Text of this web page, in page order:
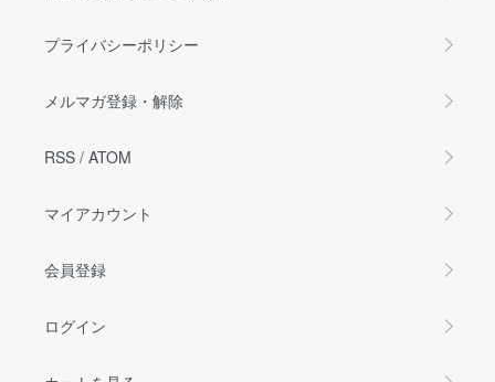
プライバシーポリシー
メルマガ登録・解除
RSS / ATOM
マイアカウント
会員登録
ログイン